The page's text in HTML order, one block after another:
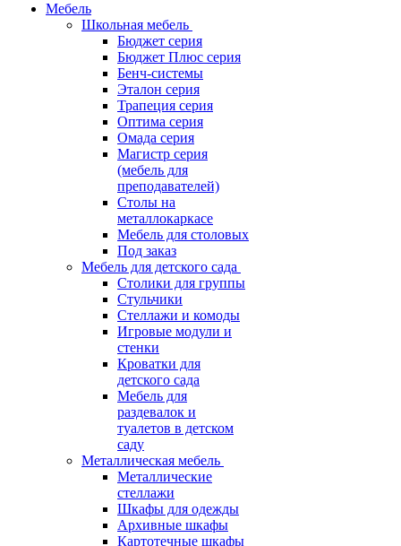
Мебель
Школьная мебель
Бюджет серия
Бюджет Плюс серия
Бенч-системы
Эталон серия
Трапеция серия
Оптима серия
Омада серия
Магистр серия
(мебель для
преподавателей)
Столы на
металлокаркасе
Мебель для столовых
Под заказ
Мебель для детского сада
Столики для группы
Стульчики
Стеллажи и комоды
Игровые модули и
стенки
Кроватки для
детского сада
Мебель для
раздевалок и
туалетов в детском
саду
Металлическая мебель
Металлические
стеллажи
Шкафы для одежды
Архивные шкафы
Картотечные шкафы